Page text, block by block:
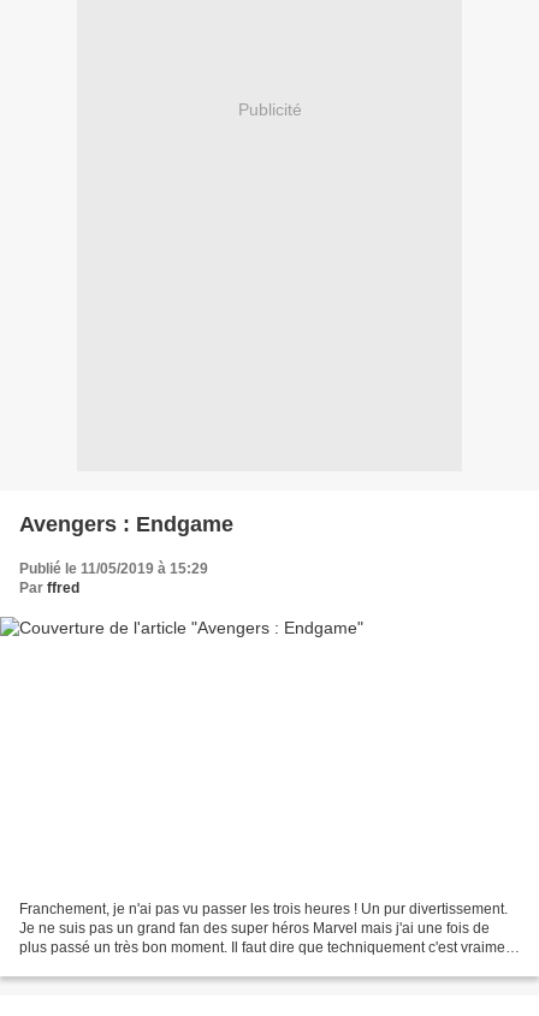
Publicité
Avengers : Endgame
Publié le 11/05/2019 à 15:29
Par ffred
Franchement, je n'ai pas vu passer les trois heures ! Un pur divertissement.
Je ne suis pas un grand fan des super héros Marvel mais j'ai une fois de
plus passé un très bon moment. Il faut dire que techniquement c'est vraiment